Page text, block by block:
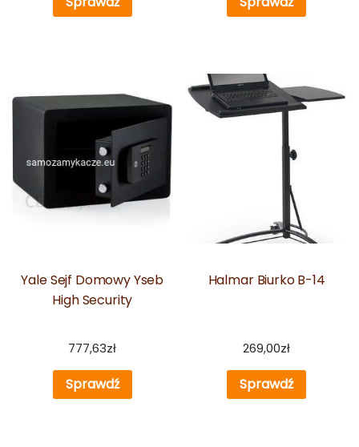
Yale Sejf Domowy Yseb
High Security
777,63zł
Sprawdź
Halmar Biurko B-14
269,00zł
Sprawdź